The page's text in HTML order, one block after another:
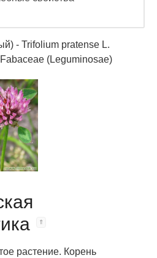
- Trifolium pratense L.
(Leguminosae)
растение. Корень